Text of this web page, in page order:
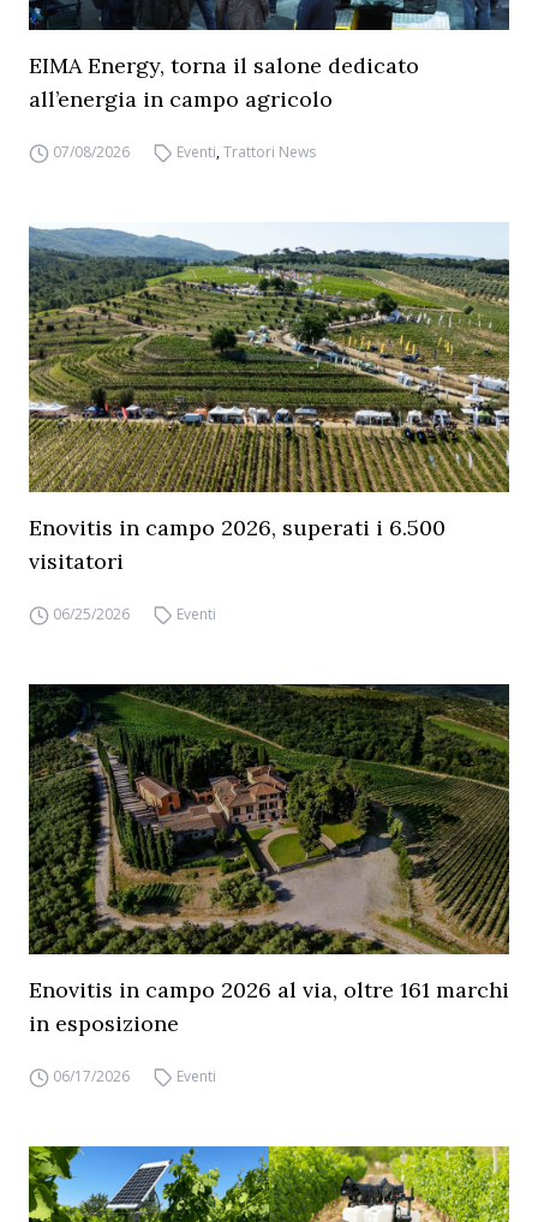
EIMA Energy, torna il salone dedicato
all’energia in campo agricolo
07/08/2026 Eventi,Trattori News
Enovitis in campo 2026, superati i 6.500
visitatori
06/25/2026 Eventi
Enovitis in campo 2026 al via, oltre 161 marchi
in esposizione
06/17/2026 Eventi